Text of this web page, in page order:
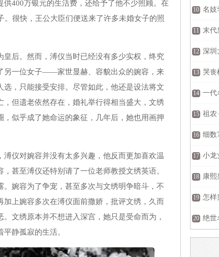
400万银元的生活费，还给予了他不少照顾。在
很快，王公大臣们便送来了许多未婚女子的照
后。然而，溥仪当时已经没有多少实权，终究
另一位女子——家世显赫、容貌出众的婉容，来
，只能接受安排。尽管如此，他还是设法将文
但遗老依然存在，婚礼举行得相当盛大，文绣
似乎成了她命运的象征，几年后，她也用画押
仪对婉容并没有太多兴趣，他反而更加喜欢温
甚至溥仪还特别请了一位老师教授文绣英语。
婉容为了争宠，甚至多次与文绣明争暗斗，不
上婉容多次在溥仪面前撒娇，批评文绣，久而
文绣原本并不想进入深宫，她只是受命而为，
静孤寂的生活。
忌习俗
10 名妓
11 末代
12 深圳
圳大学
13 哭丧
杖讲解
14 一代
如醉
15 祖农
16 细数
17 小龙
18 康熙
19 怎样
容
20 绝世
人！